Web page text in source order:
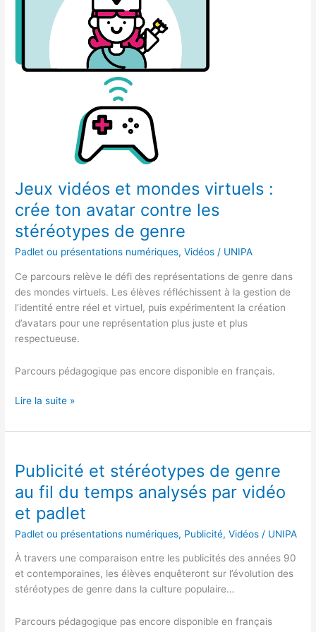
Jeux vidéos et mondes virtuels :
crée ton avatar contre les
stéréotypes de genre
Padlet ou présentations numériques,Vidéos / UNIPA
Ce parcours relève le défi des représentations de genre dans
des mondes virtuels. Les élèves réfléchissent à la gestion de
l’identité entre réel et virtuel, puis expérimentent la création
d’avatars pour une représentation plus juste et plus
respectueuse.
Parcours pédagogique pas encore disponible en français.
ton
Lire la suite »
Publicité et stéréotypes de genre
au fil du temps analysés par vidéo
et padlet
Padlet ou présentations numériques, Publicité,Vidéos / UNIPA
À travers une comparaison entre les publicités des années 90
et contemporaines, les élèves enquêteront sur l’évolution des
stéréotypes de genre dans la culture populaire…
Parcours pédagogique pas encore disponible en français
Publicité
stéréotypes
de
genre
fil
du
temps
par